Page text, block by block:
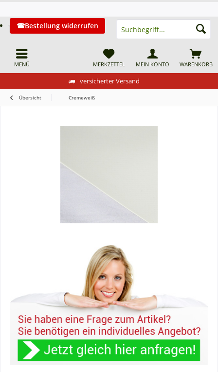
versicherter Versand
MENÜ
Bestellung widerrufen
WARENKORB
MERKZETTEL MEIN KONTO
Übersicht Cremeweiß